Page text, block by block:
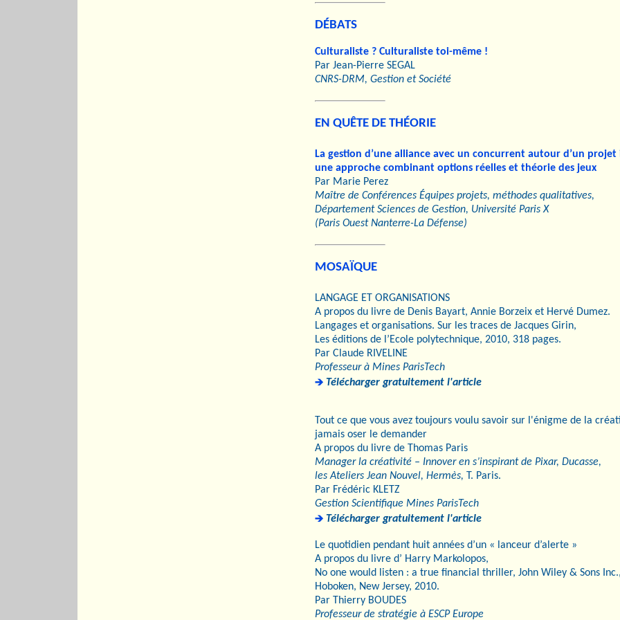
DÉBATS
Culturaliste ? Culturaliste toi-même !
Par Jean-Pierre SEGAL
CNRS-DRM, Gestion et Société
EN QUÊTE DE THÉORIE
La gestion d’une alliance avec un concurrent autour d’un
une approche combinant options réelles et théorie des jeux
Par Marie Perez
Maître de Conférences Équipes projets, méthodes qualitatives,
Département Sciences de Gestion, Université Paris X
(Paris Ouest Nanterre-La Défense)
MOSAÏQUE
LANGAGE ET ORGANISATIONS
A propos du livre de Denis Bayart, Annie Borzeix et Hervé Dumez.
Langages et organisations. Sur les traces de Jacques Girin,
Les éditions de l’Ecole polytechnique, 2010, 318 pages.
Par Claude RIVELINE
Professeur à Mines ParisTech
Télécharger gratuitement l'article
Tout ce que vous avez toujours voulu savoir sur l'énigme de la
jamais oser le demander
A propos du livre de Thomas Paris
Manager la créativité – Innover en s’inspirant de Pixar, Ducasse,
les Ateliers Jean Nouvel, Hermès, T. Paris.
Par Frédéric KLETZ
Gestion Scientifique Mines ParisTech
Télécharger gratuitement l'article
Le quotidien pendant huit années d’un « lanceur d’alerte »
A propos du livre d’ Harry Markolopos,
No one would listen : a true financial thriller, John Wiley & Sons Inc.,
Hoboken, New Jersey, 2010.
Par Thierry BOUDES
Professeur de stratégie à ESCP Europe